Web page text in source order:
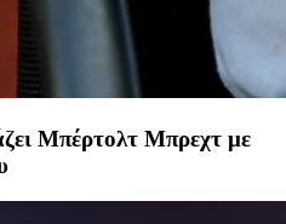
Μπέρτολτ Μπρεχτ με